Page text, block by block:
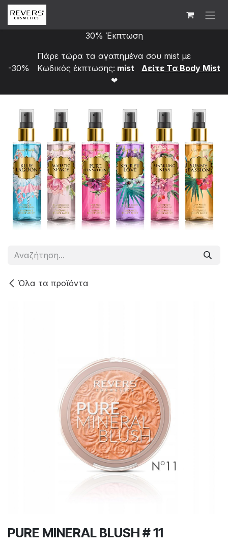
Skip to Content
30% Έκπτωση
Πάρε τώρα τα αγαπημένα σου mist με
-30% Κωδικός έκπτωσης: mist
Δείτε Τα Bod​y Mist
❤
Όλα τα προϊόντα
PURE MINERAL BLUSH # 11